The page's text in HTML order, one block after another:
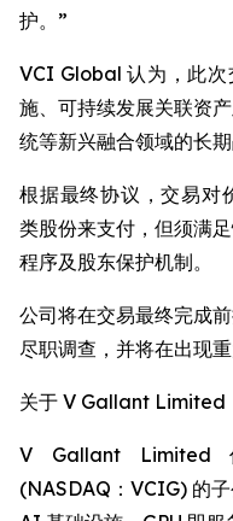
护。”
VCI Global 认为，此
施、可持续发展关联资
统等新兴融合领域的长期
根据最终协议，交易对
类股份来支付，但须满
程序及股东保护机制。
公司将在交易最终完成
尽职调查，并将在出现
关于 V Gallant Limited
V Gallant
(NASDAQ：VCIG) 的